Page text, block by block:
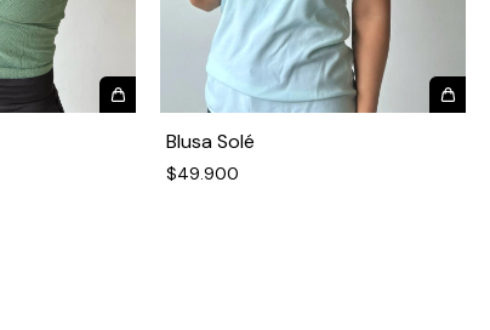
Blusa Solé
$49.900